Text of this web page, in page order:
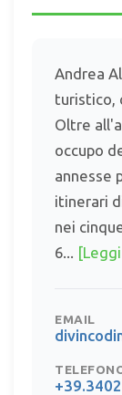
Andrea
turistico,
Oltre
occupo
annesse
itinerari
nei
6...
EMAIL